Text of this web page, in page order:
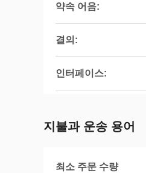
약속 어음:
결의:
인터페이스:
지불과 운송 용어
최소 주문 수량